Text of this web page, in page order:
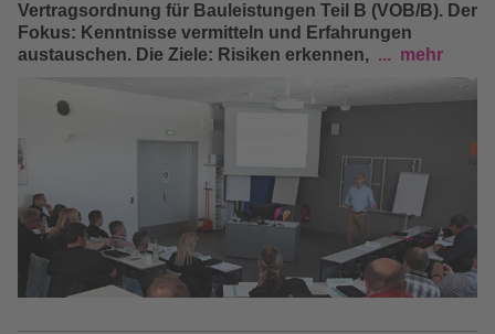
Vertragsordnung für Bauleistungen Teil B (VOB/B). Der
Fokus: Kenntnisse vermitteln und Erfahrungen
austauschen. Die Ziele: Risiken erkennen,
mehr